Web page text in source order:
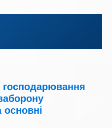
господарювання
основні